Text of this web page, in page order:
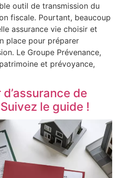
outil de transmission du
fiscale. Pourtant, beaucoup
assurance vie choisir et
place pour préparer
Le Groupe Prévenance,
et prévoyance,
de
le guide !